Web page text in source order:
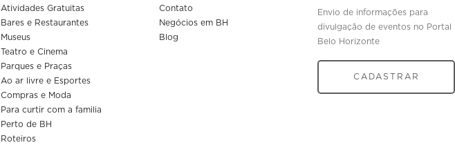
Atividades Gratuitas
Bares e Restaurantes
Museus
Teatro e Cinema
Parques e Praças
Ao ar livre e Esportes
Compras e Moda
Para curtir com a familia
Perto de BH
Roteiros
Contato
Negócios em BH
Blog
Envio de informações para
divulgação de eventos no Portal
Belo Horizonte
CADASTRAR